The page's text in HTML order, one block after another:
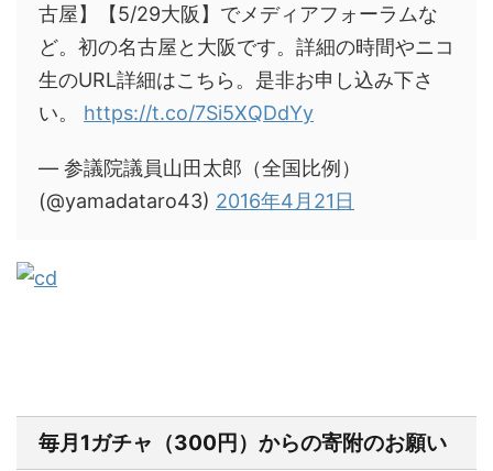
古屋】【5/29大阪】でメディアフォーラムな
ど。初の名古屋と大阪です。詳細の時間やニコ
生のURL詳細はこちら。是非お申し込み下さ
い。 https://t.co/7Si5XQDdYy
— 参議院議員山田太郎（全国比例）
(@yamadataro43) 2016年4月21日
毎月1ガチャ（300円）からの寄附のお願い